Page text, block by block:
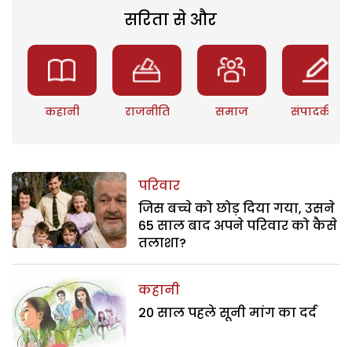
सरिता से और
कहानी राजनीति समाज संपादकीय
परिवार
जिस बच्चे को छोड़ दिया गया, उसने
65 साल बाद अपने परिवार को कैसे
तलाशा?
कहानी
20 साल पहले सूनी मांग का दर्द